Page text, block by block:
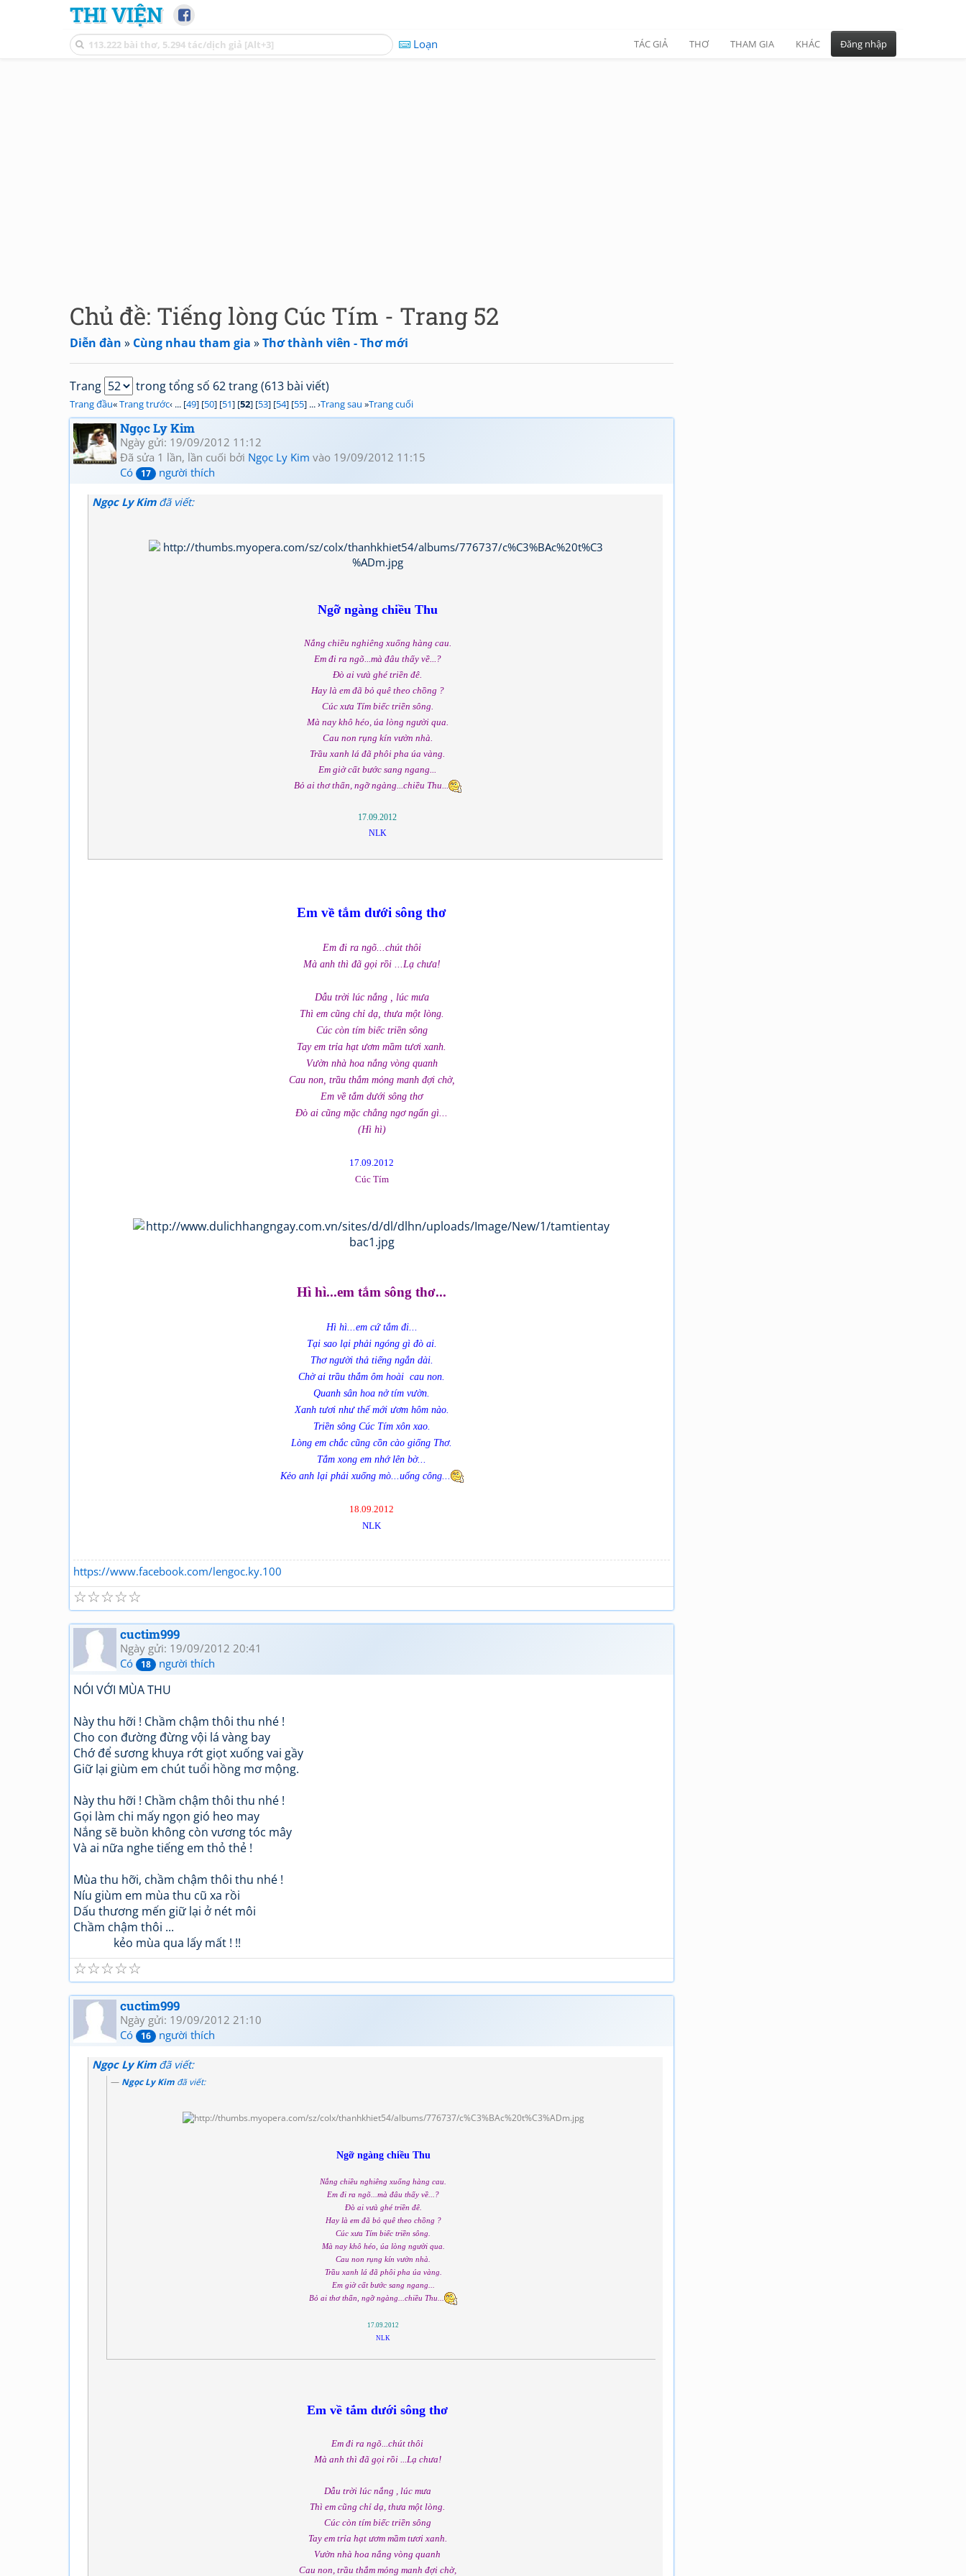
THI VIỆN
Loạn TÁC GIẢ THƠ THAM GIA KHÁC Đăng nhập
Chủ đề: Tiếng lòng Cúc Tím - Trang 52
Diễn đàn » Cùng nhau tham gia »Thơ thành viên - Thơ mới
Trang trong tổng số 62 trang (613 bài viết)
Trang đầu«Trang trước‹ ... [49] [50] [51] [52] [53] [54] [55] ... ›Trang sau »Trang cuối
Ngọc Ly Kim
Ngày gửi: 19/09/2012 11:12
Đã sửa 1 lần, lần cuối bởi Ngọc Ly Kim vào 19/09/2012 11:15
Có
17 người thích
Ngọc Ly Kimđã viết:
Ngỡ ngàng chiều Thu
Nắng chiều nghiêng xuống hàng cau.
Em đi ra ngõ...mà đâu thấy về...?
Đò ai vưà ghé triền đê.
Hay là em đã bỏ quê theo chồng ?
Cúc xưa Tím biếc triền sông.
Mà nay khô héo, úa lòng người qua.
Cau non rụng kín vườn nhà.
Trầu xanh lá đã phôi pha úa vàng.
Em giờ cất bước sang ngang...
Bỏ ai thơ thẩn, ngỡ ngàng...chiều Thu...
17.09.2012
NLK
Em về tắm dưới sông thơ
Em đi ra ngõ...chút thôi
Mà anh thì đã gọi rồi ...Lạ chưa!
Dẫu trời lúc nắng , lúc mưa
Thì em cũng chỉ dạ, thưa một lòng.
Cúc còn tím biếc triền sông
Tay em trỉa hạt ươm mầm tươi xanh.
Vườn nhà hoa nắng vòng quanh
Cau non, trầu thắm mỏng manh đợi chờ,
Em về tắm dưới sông thơ
Đò ai cũng mặc chẳng ngơ ngẩn gì...
(Hì hì)
17.09.2012
Cúc Tím
Hì hì...em tắm sông thơ...
Hì hì...em cứ tắm đi...
Tại sao lại phải ngóng gì đò ai.
Thơ người thả tiếng ngắn dài.
Chờ ai trầu thắm ôm hoài cau non.
Quanh sân hoa nở tím vườn.
Xanh tươi như thể mới ươm hôm nào.
Triền sông Cúc Tím xôn xao.
Lòng em chắc cũng cồn cào giống Thơ.
Tắm xong em nhớ lên bờ...
Kẻo anh lại phải xuống mò...uổng công...
18.09.2012
NLK
https://www.facebook.com/lengoc.ky.100
☆
☆
☆
☆
☆
cuctim999
Ngày gửi: 19/09/2012 20:41
Có
18 người thích
NÓI VỚI MÙA THU
Này thu hỡi ! Chầm chậm thôi thu nhé !
Cho con đường đừng vội lá vàng bay
Chớ để sương khuya rớt giọt xuống vai gầy
Giữ lại giùm em chút tuổi hồng mơ mộng.
Này thu hỡi ! Chầm chậm thôi thu nhé !
Gọi làm chi mấy ngọn gió heo may
Nắng sẽ buồn không còn vương tóc mây
Và ai nữa nghe tiếng em thỏ thẻ !
Mùa thu hỡi, chầm chậm thôi thu nhé !
Níu giùm em mùa thu cũ xa rồi
Dấu thương mến giữ lại ở nét môi
Chầm chậm thôi ...
kẻo mùa qua lấy mất ! !!
☆
☆
☆
☆
☆
cuctim999
Ngày gửi: 19/09/2012 21:10
Có
16 người thích
Ngọc Ly Kimđã viết:
Ngọc Ly Kim đã viết:
Ngỡ ngàng chiều Thu
Nắng chiều nghiêng xuống hàng cau.
Em đi ra ngõ...mà đâu thấy về...?
Đò ai vưà ghé triền đê.
Hay là em đã bỏ quê theo chồng ?
Cúc xưa Tím biếc triền sông.
Mà nay khô héo, úa lòng người qua.
Cau non rụng kín vườn nhà.
Trầu xanh lá đã phôi pha úa vàng.
Em giờ cất bước sang ngang...
Bỏ ai thơ thẩn, ngỡ ngàng...chiều Thu...
17.09.2012
NLK
Em về tắm dưới sông thơ
Em đi ra ngõ...chút thôi
Mà anh thì đã gọi rồi ...Lạ chưa!
Dẫu trời lúc nắng , lúc mưa
Thì em cũng chỉ dạ, thưa một lòng.
Cúc còn tím biếc triền sông
Tay em trỉa hạt ươm mầm tươi xanh.
Vườn nhà hoa nắng vòng quanh
Cau non, trầu thắm mỏng manh đợi chờ,